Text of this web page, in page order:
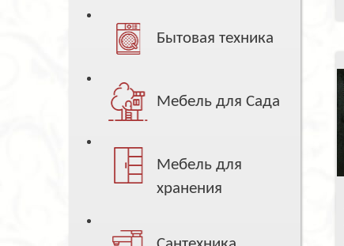
Бытовая техника
Мебель для Сада
Мебель для
хранения